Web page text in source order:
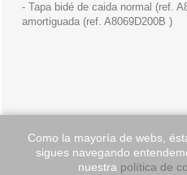
- Tapa bidé de caida normal (ref.
amortiguada (ref. A8069D200B )
INFORMACIÓN
Como la mayoría de webs,
sigues navegando
nuestra política de